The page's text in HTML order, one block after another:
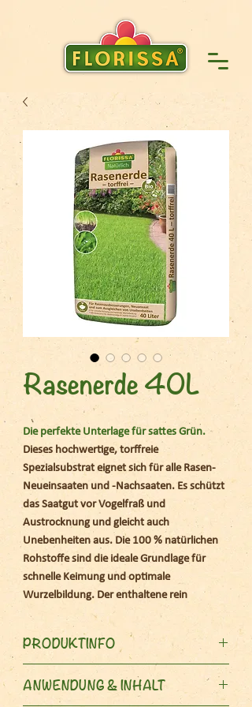
Rasenerde 40L
Die perfekte Unterlage für sattes Grün.
Dieses hochwertige, torffreie
Spezialsubstrat eignet sich für alle Rasen-
Neueinsaaten und -Nachsaaten. Es schützt
das Saatgut vor Vogelfraß und
Austrocknung und gleicht auch
Unebenheiten aus. Die 100 % natürlichen
Rohstoffe sind die ideale Grundlage für
schnelle Keimung und optimale
Wurzelbildung. Der enthaltene rein
organische Dünger versorgt den Rasen in
den ersten 4 - 6 Wochen mit allen wichtigen
Hauptnährstoffen. Darüber hinaus zeichnet
sich die Rasenerde durch eine
feinkrümelige, dauerhaft stabile Struktur
aus, die besonders wasser- und
PRODUKTINFO
Ideal für Rasen-Neueinsaat und -
Nachsaat
ANWENDUNG & INHALT